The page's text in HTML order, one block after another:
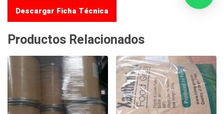
Descargar Ficha Técnica
Productos Relacionados